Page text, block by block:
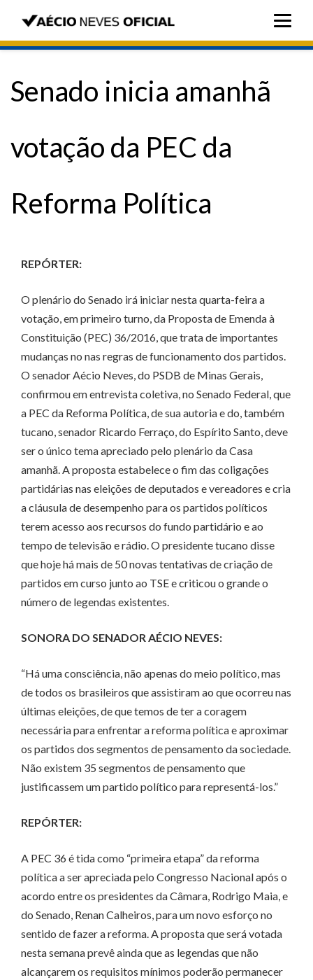
Senado inicia amanhã
votação da PEC da
Reforma Política
REPÓRTER:
O plenário do Senado irá iniciar nesta quarta-feira a
votação, em primeiro turno, da Proposta de Emenda à
Constituição (PEC) 36/2016, que trata de importantes
mudanças no nas regras de funcionamento dos partidos.
O senador Aécio Neves, do PSDB de Minas Gerais,
confirmou em entrevista coletiva, no Senado Federal, que
a PEC da Reforma Política, de sua autoria e do, também
tucano, senador Ricardo Ferraço, do Espírito Santo, deve
ser o único tema apreciado pelo plenário da Casa
amanhã. A proposta estabelece o fim das coligações
partidárias nas eleições de deputados e vereadores e cria
a cláusula de desempenho para os partidos políticos
terem acesso aos recursos do fundo partidário e ao
tempo de televisão e rádio. O presidente tucano disse
que hoje há mais de 50 novas tentativas de criação de
partidos em curso junto ao TSE e criticou o grande o
número de legendas existentes.
SONORA DO SENADOR AÉCIO NEVES:
“Há uma consciência, não apenas do meio político, mas
de todos os brasileiros que assistiram ao que ocorreu nas
últimas eleições, de que temos de ter a coragem
necessária para enfrentar a reforma política e aproximar
os partidos dos segmentos de pensamento da sociedade.
Não existem 35 segmentos de pensamento que
justificassem um partido político para representá-los.”
REPÓRTER:
A PEC 36 é tida como “primeira etapa” da reforma
política a ser apreciada pelo Congresso Nacional após o
acordo entre os presidentes da Câmara, Rodrigo Maia, e
do Senado, Renan Calheiros, para um novo esforço no
sentido de fazer a reforma. A proposta que será votada
nesta semana prevê ainda que as legendas que não
alcançarem os requisitos mínimos poderão permanecer